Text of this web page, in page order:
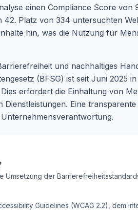
einen Compliance Score
Platz von 334 untersuchten
hin, was die Nutzung für
und nachhaltiges
(BFSG) ist seit Juni 2025
erfordert die Einhaltung von
Eine
Umsetzung der
Guidelines (WCAG 2.2), dem